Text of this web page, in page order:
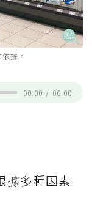
據。
00:00 / 00:00
據多種因素